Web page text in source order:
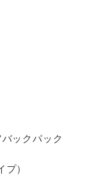
ックパック
）